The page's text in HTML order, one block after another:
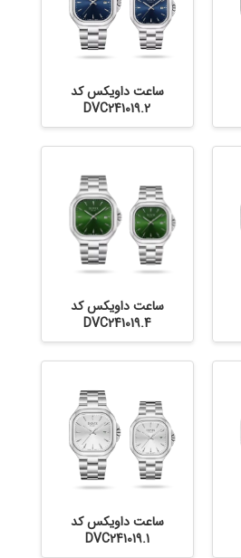
ساعت داویکس کد
DVC241019.2
ساعت داویکس کد
DVC241019.4
ساعت داویکس کد
DVC241019.1